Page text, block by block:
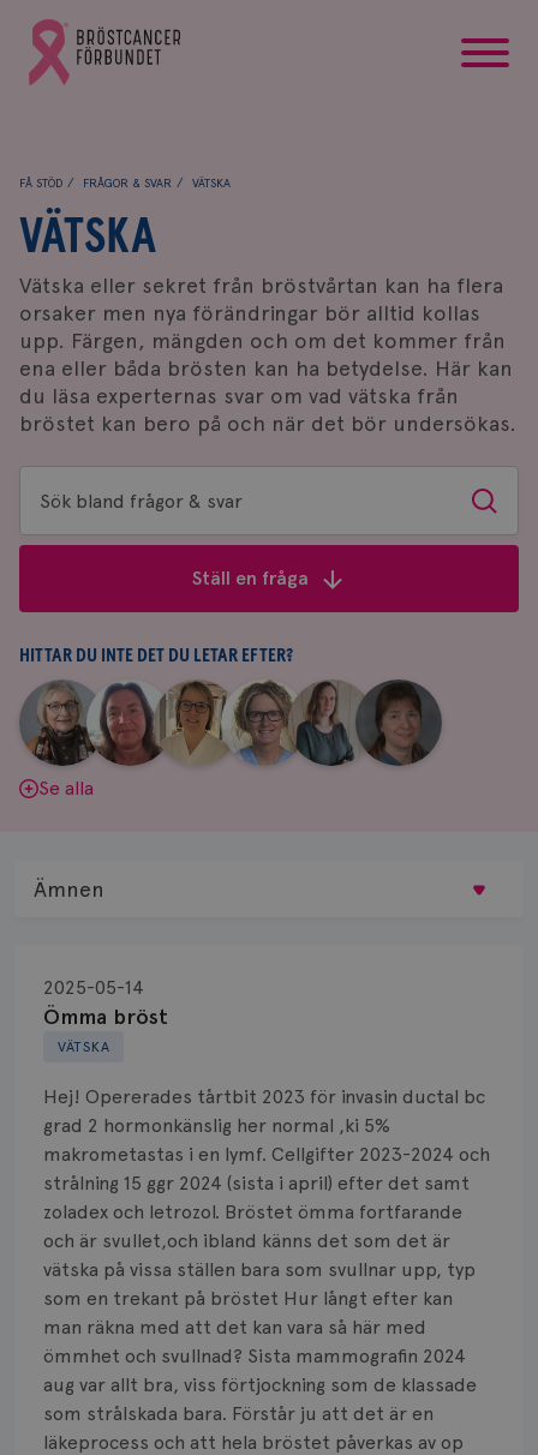
Gå
till
Bröstcancerförbundets
FÅ STÖD FRÅGOR & SVAR VÄTSKA
VÄTSKA
Vätska eller sekret från bröstvårtan kan ha flera
orsaker men nya förändringar bör alltid kollas
upp. Färgen, mängden och om det kommer från
ena eller båda brösten kan ha betydelse. Här kan
du läsa experternas svar om vad vätska från
bröstet kan bero på och när det bör undersökas.
Sök
bland
&
svar
Sök
Ställ en fråga
HITTAR DU INTE DET DU LETAR EFTER?
Aina
Johnsson
|
Anne
Andersson
Fredrika
Killander
|
Jeanette
Bäcklund
|
Maria
Edegran
|
Yvette
Andersson
Se alla
VÄTSKA
Ömma bröst
2025-05-14
Hej! Opererades tårtbit 2023 för invasin ductal bc
grad 2 hormonkänslig her normal ,ki 5%
makrometastas i en lymf. Cellgifter 2023-2024 och
strålning 15 ggr 2024 (sista i april) efter det samt
zoladex och letrozol. Bröstet ömma fortfarande
och är svullet,och ibland känns det som det är
vätska på vissa ställen bara som svullnar upp, typ
som en trekant på bröstet Hur långt efter kan
man räkna med att det kan vara så här med
ömmhet och svullnad? Sista mammografin 2024
aug var allt bra, viss förtjockning som de klassade
som strålskada bara. Förstår ju att det är en
läkeprocess och att hela bröstet påverkas av op
Ämnen
Biopsi
Biverkningar
Bröstvårta
Knöl
Läkemedel
Typ av bröstcancer
Smärta
Risker